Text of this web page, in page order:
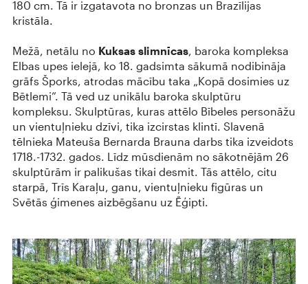
180 cm. Tā ir izgatavota no bronzas un Brazīlijas
kristāla.
Mežā, netālu no Kuksas slimnīcas, baroka kompleksa
Elbas upes ielejā, ko 18. gadsimta sākumā nodibināja
grāfs Šporks, atrodas mācību taka „Kopā dosimies uz
Bētlemi”. Tā ved uz unikālu baroka skulptūru
kompleksu. Skulptūras, kuras attēlo Bībeles personāžu
un vientuļnieku dzīvi, tika izcirstas klintī. Slavenā
tēlnieka Mateuša Bernarda Brauna darbs tika izveidots
1718.-1732. gados. Līdz mūsdienām no sākotnējām 26
skulptūrām ir palikušas tikai desmit. Tās attēlo, citu
starpā, Trīs Karaļu, ganu, vientuļnieku figūras un
Svētās ģimenes aizbēgšanu uz Ēģipti.